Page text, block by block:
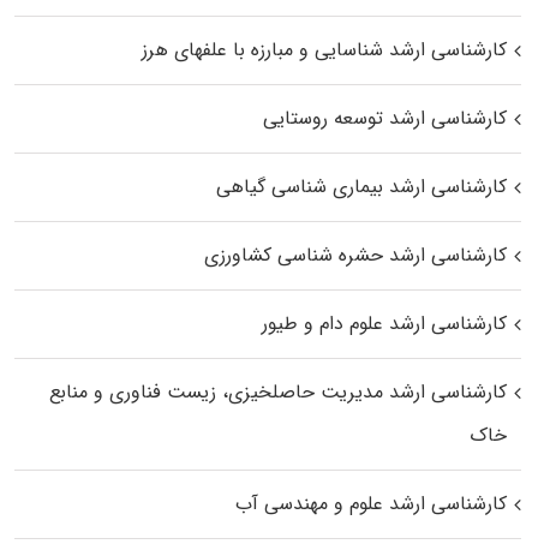
کارشناسی ارشد شناسایی و مبارزه با علفهای هرز
کارشناسی ارشد توسعه روستایی
کارشناسی ارشد بیماری‌ شناسی گیاهی
کارشناسی ارشد حشره‌ شناسی کشاورزی
کارشناسی ارشد علوم دام و طیور
کارشناسی ارشد مدیریت حاصلخیزی، زیست فناوری و منابع
خاک
کارشناسی ارشد علوم و مهندسی آب